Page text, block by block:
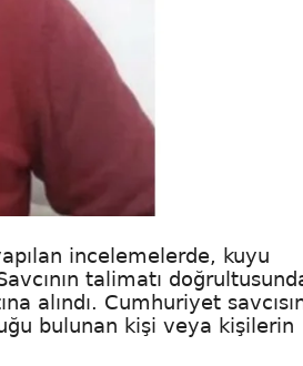
incelemelerde, kuyu
talimatı
alındı. Cumhuriyet
bulunan kişi veya kişilerin